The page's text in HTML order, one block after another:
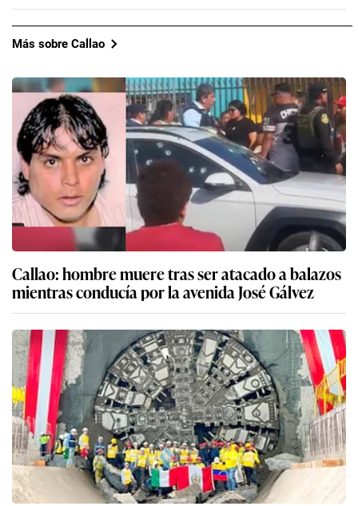
Más sobre Callao
Callao: hombre muere tras ser atacado a balazos
mientras conducía por la avenida José Gálvez